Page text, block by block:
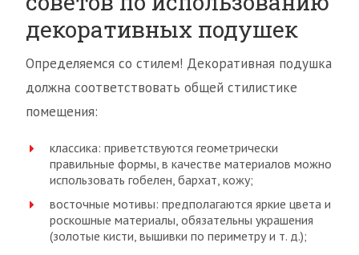
декоративных подушек
Определяемся со стилем! Декоративная подушка
должна соответствовать общей стилистике
помещения:
классика: приветствуются геометрически
правильные формы, в качестве материалов можно
использовать гобелен, бархат, кожу;
восточные мотивы: предполагаются яркие цвета и
роскошные материалы, обязательны украшения
(золотые кисти, вышивки по периметру и т. д.);